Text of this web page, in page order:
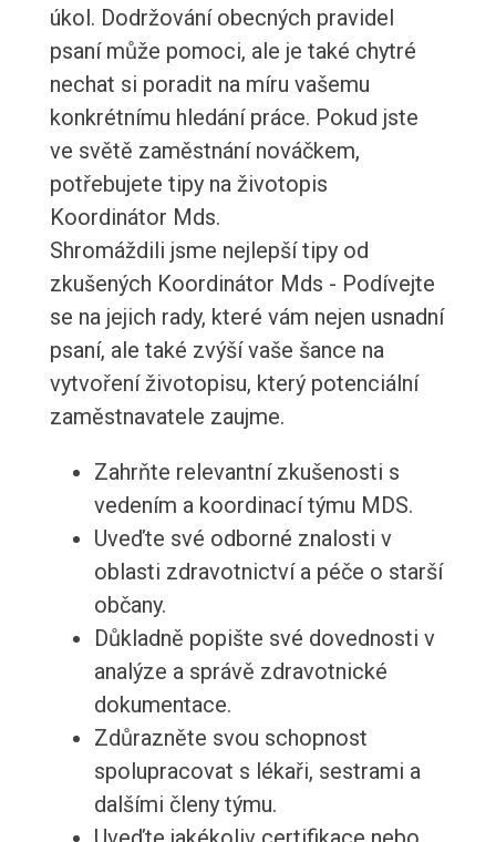
úkol. Dodržování obecných pravidel
psaní může pomoci, ale je také chytré
nechat si poradit na míru vašemu
konkrétnímu hledání práce. Pokud jste
ve světě zaměstnání nováčkem,
potřebujete tipy na životopis
Koordinátor Mds.
Shromáždili jsme nejlepší tipy od
zkušených Koordinátor Mds - Podívejte
se na jejich rady, které vám nejen usnadní
psaní, ale také zvýší vaše šance na
vytvoření životopisu, který potenciální
zaměstnavatele zaujme.
Zahrňte relevantní zkušenosti s
vedením a koordinací týmu MDS.
Uveďte své odborné znalosti v
oblasti zdravotnictví a péče o starší
občany.
Důkladně popište své dovednosti v
analýze a správě zdravotnické
dokumentace.
Zdůrazněte svou schopnost
spolupracovat s lékaři, sestrami a
dalšími členy týmu.